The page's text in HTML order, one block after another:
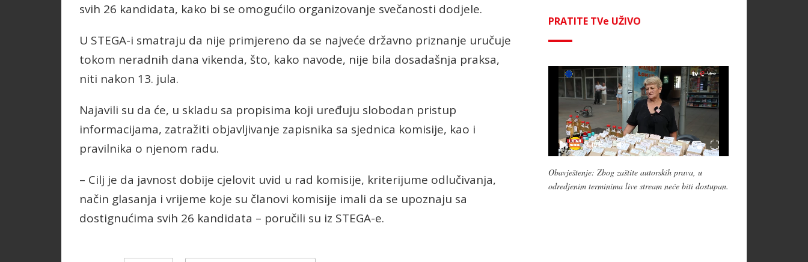
svih 26 kandidata, kako bi se omogućilo organizovanje svečanosti dodjele.
U STEGA-i smatraju da nije primjereno da se najveće državno priznanje uručuje
tokom neradnih dana vikenda, što, kako navode, nije bila dosadašnja praksa,
niti nakon 13. jula.
Najavili su da će, u skladu sa propisima koji uređuju slobodan pristup
informacijama, zatražiti objavljivanje zapisnika sa sjednica komisije, kao i
pravilnika o njenom radu.
– Cilj je da javnost dobije cjelovit uvid u rad komisije, kriterijume odlučivanja,
način glasanja i vrijeme koje su članovi komisije imali da se upoznaju sa
dostignućima svih 26 kandidata – poručili su iz STEGA-e.
PRATITE TVe UŽIVO
Obavještenje: Zbog zaštite autorskih prava, u
odredjenim terminima live stream neće biti dostupan.